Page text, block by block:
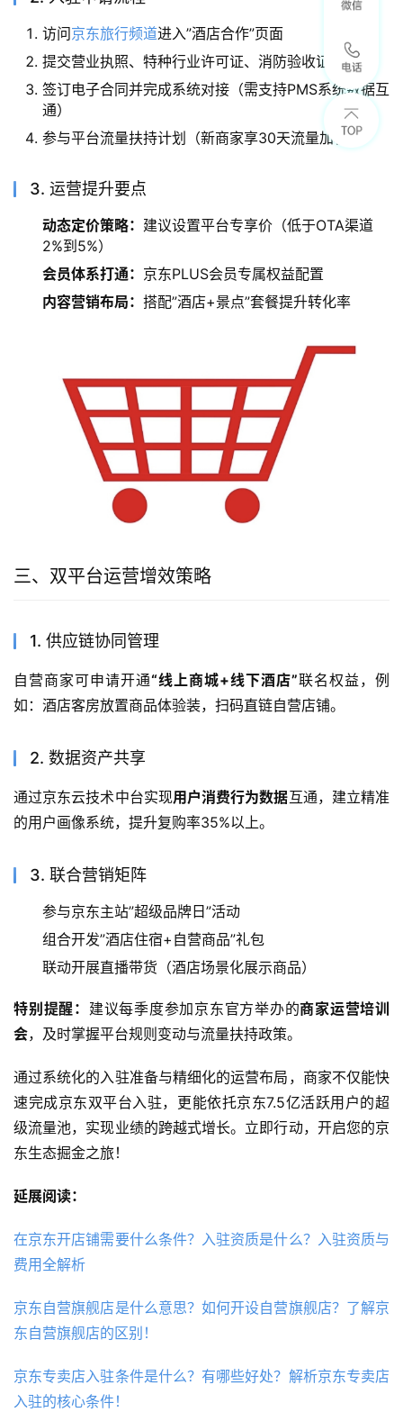
访问京东旅行频道进入”酒店合作”页面
提交营业执照、特种行业许可证、消防验收证明
签订电子合同并完成系统对接（需支持PMS系统数据互
通）
参与平台流量扶持计划（新商家享30天流量加权）
3. 运营提升要点
动态定价策略： 建议设置平台专享价（低于OTA渠道
2%到5%）
会员体系打通： 京东PLUS会员专属权益配置
内容营销布局： 搭配”酒店+景点”套餐提升转化率
三、双平台运营增效策略
1. 供应链协同管理
自营商家可申请开通“线上商城+线下酒店”联名权益，例
如：酒店客房放置商品体验装，扫码直链自营店铺。
2. 数据资产共享
通过京东云技术中台实现用户消费行为数据互通，建立精准
的用户画像系统，提升复购率35%以上。
3. 联合营销矩阵
参与京东主站”超级品牌日”活动
组合开发”酒店住宿+自营商品”礼包
联动开展直播带货（酒店场景化展示商品）
特别提醒： 建议每季度参加京东官方举办的商家运营培训
会，及时掌握平台规则变动与流量扶持政策。
通过系统化的入驻准备与精细化的运营布局，商家不仅能快
速完成京东双平台入驻，更能依托京东7.5亿活跃用户的超
级流量池，实现业绩的跨越式增长。立即行动，开启您的京
东生态掘金之旅！
延展阅读：
在京东开店铺需要什么条件？入驻资质是什么？入驻资质与
费用全解析
京东自营旗舰店是什么意思？如何开设自营旗舰店？了解京
东自营旗舰店的区别！
京东专卖店入驻条件是什么？有哪些好处？解析京东专卖店
入驻的核心条件！